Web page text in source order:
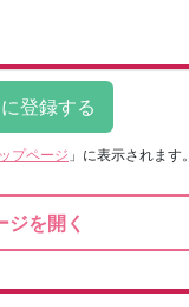
プページ 」に表示されます。
ジを開く